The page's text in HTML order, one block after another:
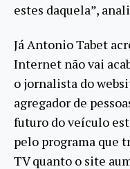
estes daquela”,
Já Antonio Tabet
Internet não vai
o jornalista do
agregador de
futuro do veículo
pelo programa que
TV quanto o site